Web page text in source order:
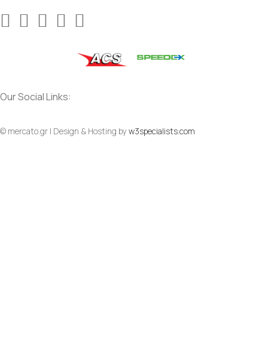
Our Social Links:
© mercato.gr | Design & Hosting by w3specialists.com